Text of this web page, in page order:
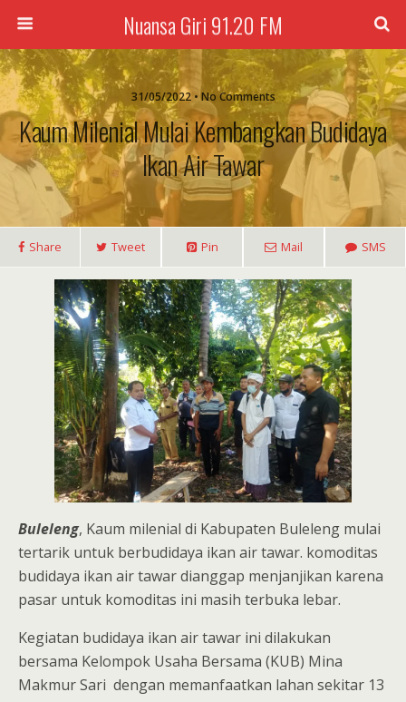
Nuansa Giri 91.20 FM
31/05/2022 • No Comments
Kaum Milenial Mulai Kembangkan Budidaya
Ikan Air Tawar
Share Tweet Pin Mail SMS
Buleleng, Kaum milenial di Kabupaten Buleleng mulai
tertarik untuk berbudidaya ikan air tawar. komoditas
budidaya ikan air tawar dianggap menjanjikan karena
pasar untuk komoditas ini masih terbuka lebar.
Kegiatan budidaya ikan air tawar ini dilakukan
bersama Kelompok Usaha Bersama (KUB) Mina
Makmur Sari dengan memanfaatkan lahan sekitar 13